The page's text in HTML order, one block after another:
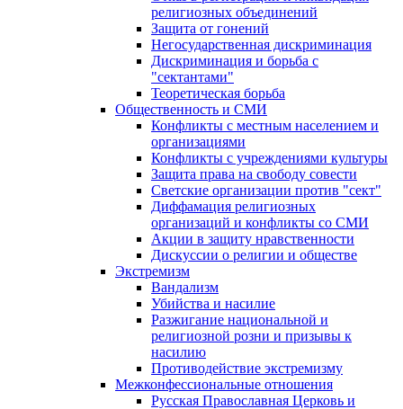
религиозных объединений
Защита от гонений
Негосударственная дискриминация
Дискриминация и борьба с
"сектантами"
Теоретическая борьба
Общественность и СМИ
Конфликты с местным населением и
организациями
Конфликты с учреждениями культуры
Защита права на свободу совести
Светские организации против "сект"
Диффамация религиозных
организаций и конфликты со СМИ
Акции в защиту нравственности
Дискуссии о религии и обществе
Экстремизм
Вандализм
Убийства и насилие
Разжигание национальной и
религиозной розни и призывы к
насилию
Противодействие экстремизму
Межконфессиональные отношения
Русская Православная Церковь и